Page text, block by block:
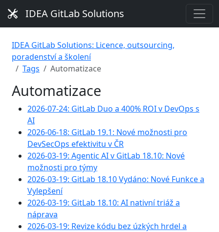
IDEA GitLab Solutions
IDEA GitLab Solutions: Licence, outsourcing,
poradenství a školení
Tags
Automatizace
Automatizace
2026-07-24: GitLab Duo a 400% ROI v DevOps s
AI
2026-06-18: GitLab 19.1: Nové možnosti pro
DevSecOps efektivitu v ČR
2026-03-19: Agentic AI v GitLab 18.10: Nové
možnosti pro týmy
2026-03-19: GitLab 18.10 Vydáno: Nové Funkce a
Vylepšení
2026-03-19: GitLab 18.10: AI nativní triáž a
náprava
2026-03-19: Revize kódu bez úzkých hrdel a